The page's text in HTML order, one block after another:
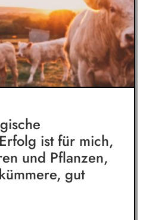
ist für mich,
und Pflanzen,
gut